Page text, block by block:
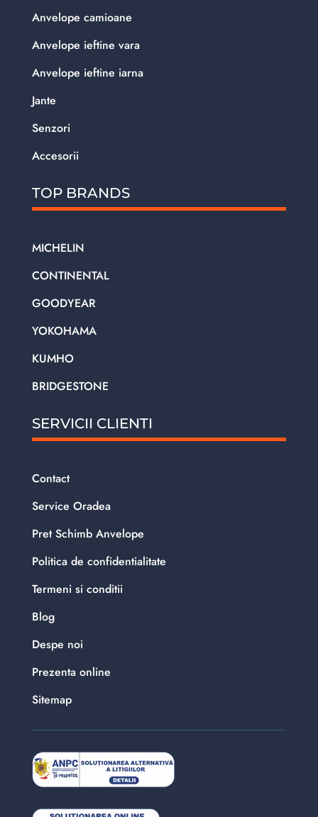
Anvelope camioane
Anvelope ieftine vara
Anvelope ieftine iarna
Jante
Senzori
Accesorii
TOP BRANDS
MICHELIN
CONTINENTAL
GOODYEAR
YOKOHAMA
KUMHO
BRIDGESTONE
SERVICII CLIENTI
Contact
Service Oradea
Pret Schimb Anvelope
Politica de confidentialitate
Termeni si conditii
Blog
Despe noi
Prezenta online
Sitemap